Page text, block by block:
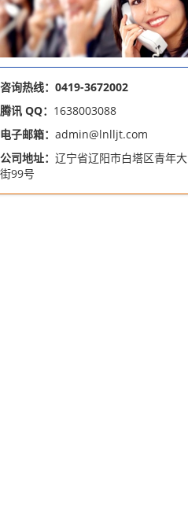
咨询热线：0419-3672002
腾讯 QQ： 1638003088
电子邮箱： admin@lnlljt.com
公司地址： 辽宁省辽阳市白塔区青年大
街99号